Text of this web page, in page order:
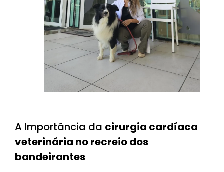
A Importância da cirurgia cardíaca
veterinária no recreio dos
bandeirantes